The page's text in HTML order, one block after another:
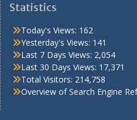
Statistics
Today's Views: 162
Yesterday's Views: 141
Last 7 Days Views: 2,054
Last 30 Days Views: 17,371
Total Visitors: 214,758
Overview of Search Engine